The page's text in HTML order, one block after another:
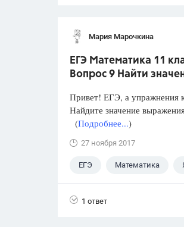
Мария Марочкина
ЕГЭ Математика 11
Вопрос 9 Найти
Привет! ЕГЭ, а упражнения
Найдите значение
(Подробнее...)
27 ноября 2017
ЕГЭ Математика
1 ответ